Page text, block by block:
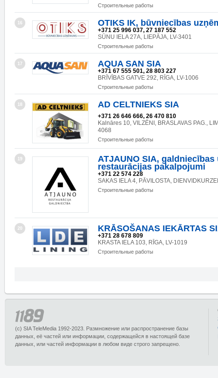
Строительные работы
16 OTIKS IK, būvniecības
+371 25 996 037, 27 187 552
SŪNU IELA 27A, LIEPĀJA, LV-3401
Строительные работы
17 AQUA SAN SIA
+371 67 555 501, 28 803 227
BRĪVĪBAS GATVE 292, RĪGA, LV-1006
Строительные работы
18 AD CELTNIEKS SIA
+371 26 646 666, 26 470 810
Kalnāres 10, VILZĒNI, BRASLAVAS PAG.,
4068
Строительные работы
19
ATJAUNO SIA, galdniecības
restaurācijas pakalpojumi
+371 22 574 228
SAKAS IELA 4, PĀVILOSTA,
Строительные работы
20 KRĀSOŠANAS IEKĀRTAS
+371 28 678 809
KRASTA IELA 103, RĪGA, LV-1019
Строительные работы
(c) SIA TeleMedia 1992-2023. Размножение или распространение базы
данных, её частей или информации, содержащейся в настоящей базе
данных, или частей информации в любом виде строго запрещено.